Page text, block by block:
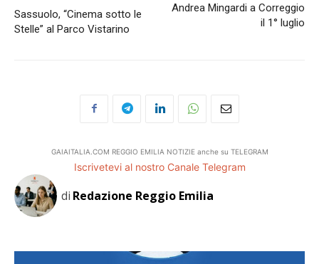
Sassuolo, “Cinema sotto le
Stelle” al Parco Vistarino
Andrea Mingardi a Correggio
il 1° luglio
GAIAITALIA.COM REGGIO EMILIA NOTIZIE anche su TELEGRAM
Iscrivetevi al nostro Canale Telegram
di Redazione Reggio Emilia